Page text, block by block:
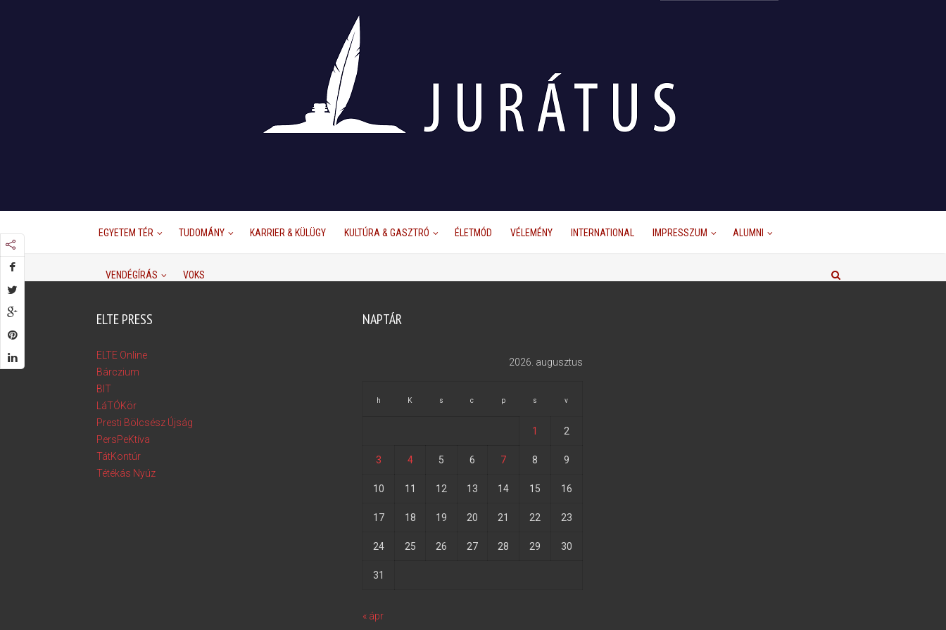
EGYETEM TÉR TUDOMÁNY KARRIER & KÜLÜGY KULTÚRA & GASZTRÓ ÉLETMÓD VÉLEMÉNY INTERNATIONAL IMPRESSZUM ALUMNI
VENDÉGÍRÁS VOKS
ELTE PRESS
ELTE Online
Bárczium
BIT
LáTÓKör
Presti Bölcsész Újság
PersPeKtíva
TátKontúr
Tétékás Nyúz
NAPTÁR
2026. augusztus
h K s c p s v
1 2
3 4 5 6 7 8 9
10 11 12 13 14 15 16
17 18 19 20 21 22 23
24 25 26 27 28 29 30
31
« ápr